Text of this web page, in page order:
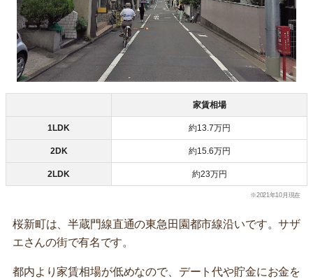
家賃相場
1LDK 約13.7万円
2DK 約15.6万円
2LDK 約23万円
※2021年10月現在
桜新町は、半蔵門線直通の東急田園都市線沿いです。サザ
エさんの街で有名です。
都内より家賃相場が低めなので、デート代や貯金にお金を